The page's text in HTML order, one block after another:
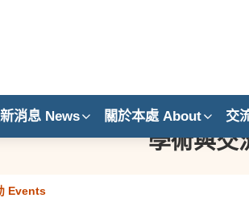
消息 News 關於本處 About 交
學術與
Events